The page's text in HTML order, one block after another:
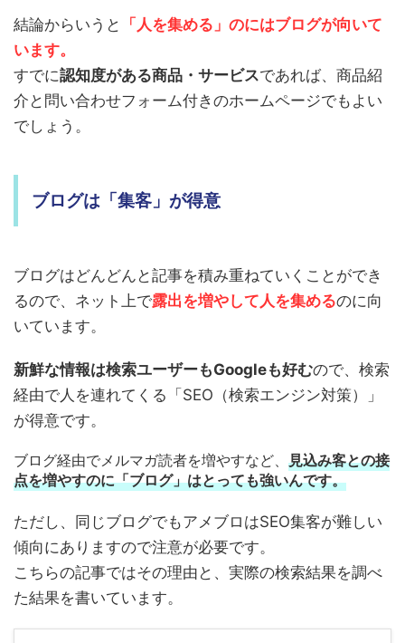
結論からいうと 「人を集める」 のにはブログが向いて
います。
すでに認知度がある商品・サービスであれば、商品紹
介と問い合わせフォーム付きのホームページでもよい
でしょう。
ブログは「集客」が得意
ブログはどんどんと記事を積み重ねていくことができ
るので、ネット上で露出を増やして人を集めるのに向
いています。
新鮮な情報は検索ユーザーもGoogleも好むので、検索
経由で人を連れてくる「SEO（検索エンジン対策）」
が得意です。
ブログ経由でメルマガ読者を増やすなど、 見込み客との接
点を増やすのに「ブログ」はとっても強いんです。
ただし、同じブログでもアメブロはSEO集客が難しい
傾向にありますので注意が必要です。
こちらの記事ではその理由と、実際の検索結果を調べ
た結果を書いています。